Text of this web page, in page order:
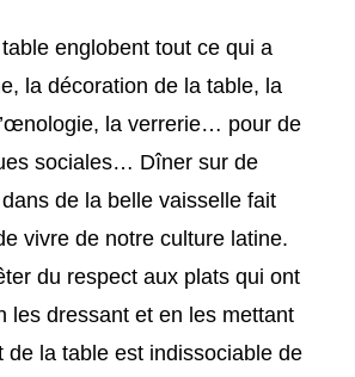
englobent tout ce qui a
la décoration de la table, la
la verrerie… pour de
sociales… Dîner sur de
de la belle vaisselle fait
vivre de notre culture latine.
du respect aux plats qui ont
les dressant et en les mettant
de la table est indissociable de